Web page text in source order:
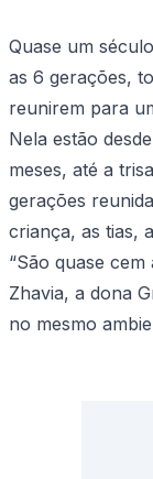
Quase um
as 6 gerações,
reunirem para
Nela estão
meses, até a
gerações
criança, as tias,
“São quase
Zhavia, a dona
no mesmo